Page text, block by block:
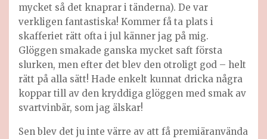
mycket så det knaprar i tänderna). De var
verkligen fantastiska! Kommer få ta plats i
skafferiet rätt ofta i jul känner jag på mig.
Glöggen smakade ganska mycket saft första
slurken, men efter det blev den otroligt god – helt
rätt på alla sätt! Hade enkelt kunnat dricka några
koppar till av den kryddiga glöggen med smak av
svartvinbär, som jag älskar!
Sen blev det ju inte värre av att få premiäranvända